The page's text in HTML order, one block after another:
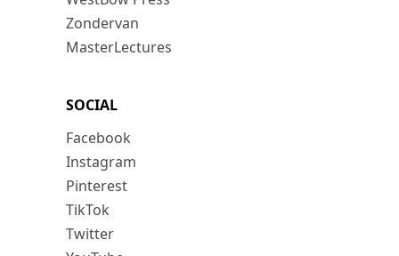
Zondervan
MasterLectures
SOCIAL
Facebook
Instagram
Pinterest
TikTok
Twitter